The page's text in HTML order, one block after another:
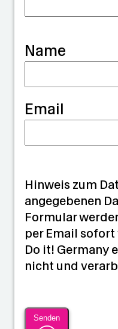
Name
Email
n
Hinweis zum
angegebenen
Formular
per Email
Do it! Germany
nicht und
Senden